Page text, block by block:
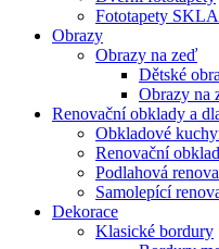
Fototapety
Obrazy
Obrazy na zeď
Dětské
Obrazy na
Renovační obklady a
Obkladové
Renovační
Podlahová
Samolepící
Dekorace
Klasické bordury